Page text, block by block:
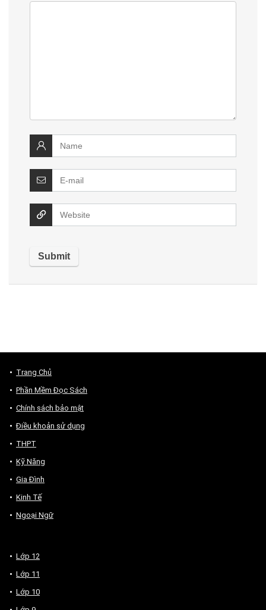
Trang Chủ
Phần Mềm Đọc Sách
Chính sách bảo mật
Điều khoản sử dụng
THPT
Kỹ Năng
Gia Đình
Kinh Tế
Ngoại Ngữ
Lớp 12
Lớp 11
Lớp 10